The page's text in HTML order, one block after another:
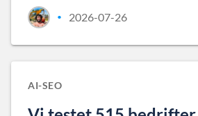
• 2026-07-26
AI-SEO